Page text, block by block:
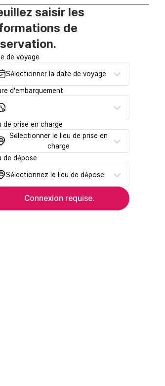
saisir les
de
de voyage
Sélectionner la date de voyage
d'embarquement
de prise en charge
Sélectionner le lieu de prise en
charge
de dépose
Sélectionnez le lieu de dépose
Connexion requise.